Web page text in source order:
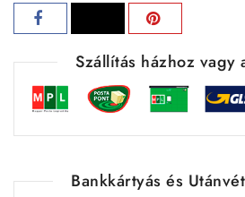
Szállítás házhoz vagy
Bankkártyás és